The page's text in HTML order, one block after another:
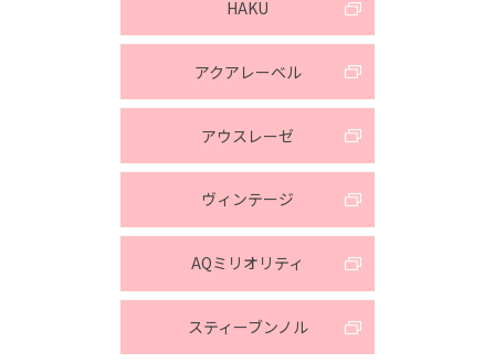
HAKU
アクアレーベル
アウスレーゼ
ヴィンテージ
AQミリオリティ
スティーブンノル